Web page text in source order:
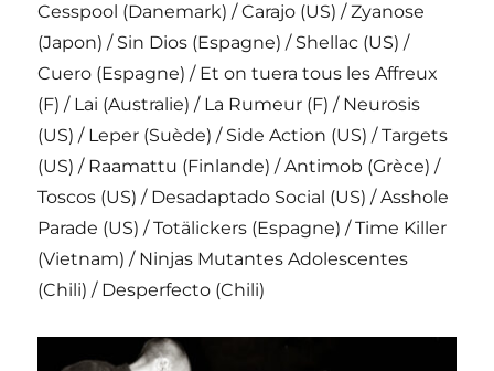
Cesspool (Danemark) / Carajo (US) / Zyanose
(Japon) / Sin Dios (Espagne) / Shellac (US) /
Cuero (Espagne) / Et on tuera tous les Affreux
(F) / Lai (Australie) / La Rumeur (F) / Neurosis
(US) / Leper (Suède) / Side Action (US) / Targets
(US) / Raamattu (Finlande) / Antimob (Grèce) /
Toscos (US) / Desadaptado Social (US) / Asshole
Parade (US) / Totälickers (Espagne) / Time Killer
(Vietnam) / Ninjas Mutantes Adolescentes
(Chili) / Desperfecto (Chili)